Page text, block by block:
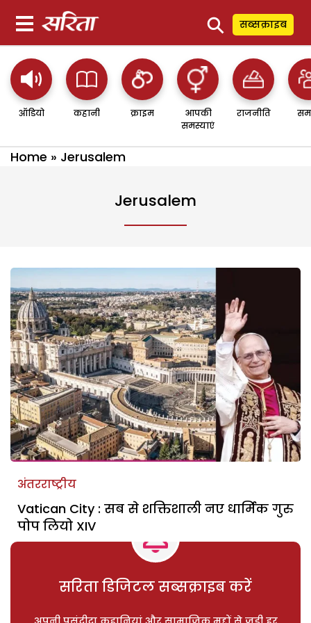
⚲ सब्सक्राइब
ऑडियो कहानी क्राइम
आपकी
समस्याएं
राजनीति
Home » Jerusalem
Jerusalem
अंतरराष्ट्रीय
Vatican City : सब से शक्तिशाली नए धार्मिक गुरु
पोप लियो XIV
सरिता डिजिटल सब्सक्राइब करें